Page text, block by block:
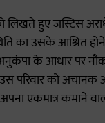
हुए जस्टिस
का उसके आश्रित
के आधार पर
उस परिवार को
एकमात्र कमाने